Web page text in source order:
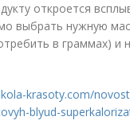
откроется
выбрать нужную
в граммах) и
krasoty.com/
blyud-